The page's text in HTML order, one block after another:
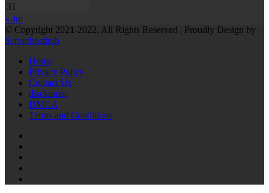
31
« Jul
© Copyright 2021-2022, All Rights Reserved | Proudly Design by
Serverhosthub
Home
Privacy Policy
Contact Us
disclaimer
DMCA
Terms and Conditions